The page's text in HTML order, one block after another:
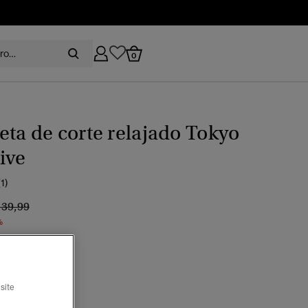
0
de corte relajado Tokyo
rebajado de
a